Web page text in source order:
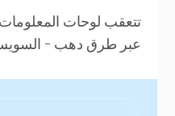
تتعقب لوحات
عبر طرق دهب -